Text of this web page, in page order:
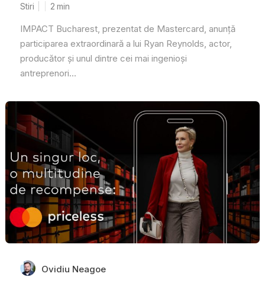
Stiri 2 min
IMPACT Bucharest, prezentat de Mastercard, anunță
participarea extraordinară a lui Ryan Reynolds, actor,
producător și unul dintre cei mai ingenioși
antreprenori...
Ovidiu Neagoe